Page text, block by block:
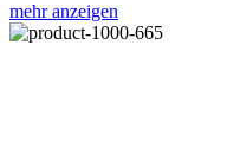
mehr anzeigen